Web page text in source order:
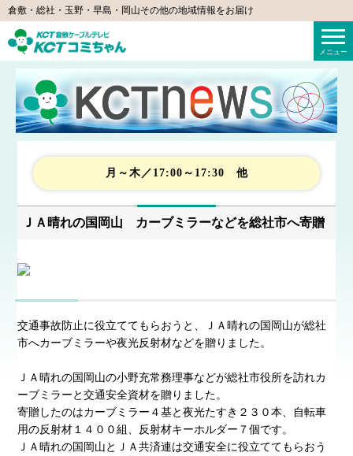
倉敷・総社・玉野・早島・岡山その他の地域情報をお届け
KCTコミちゃん（倉敷ケーブルテレビ）
メニュー
月～木／17:00～17:30 他
ＪＡ晴れの国岡山 カーブミラーなどを総社市へ寄贈
交通事故防止に役立ててもらおうと、ＪＡ晴れの国岡山が総社
市へカーブミラーや夜光反射材などを贈りました。
ＪＡ晴れの国岡山の小野充常務理事などが総社市役所を訪れカ
ーブミラーと交通安全資材を贈りました。
寄贈したのはカーブミラー４基と夜光たすき２３０本、自転車
用の反射材１４００組、反射材キーホルダー７個です。
ＪＡ晴れの国岡山とＪＡ共済連は交通安全に役立ててもらおう